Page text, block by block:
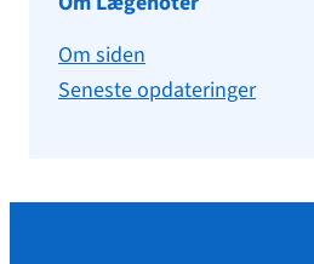
Om siden
Seneste opdateringer